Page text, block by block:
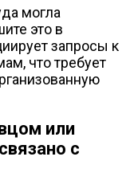
могла
это в
запросы к
что требует
или
с